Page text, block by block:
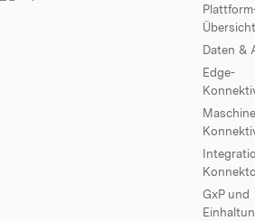
Übersicht
Daten &
Edge-
GxP und